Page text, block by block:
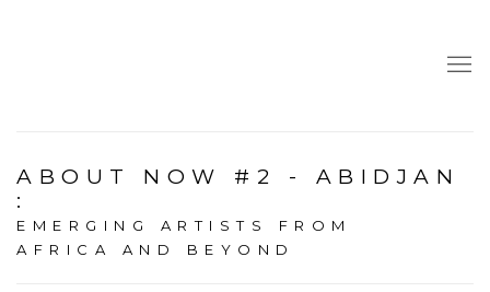
ABOUT NOW #2 - ABIDJAN
:
EMERGING ARTISTS FROM
AFRICA AND BEYOND